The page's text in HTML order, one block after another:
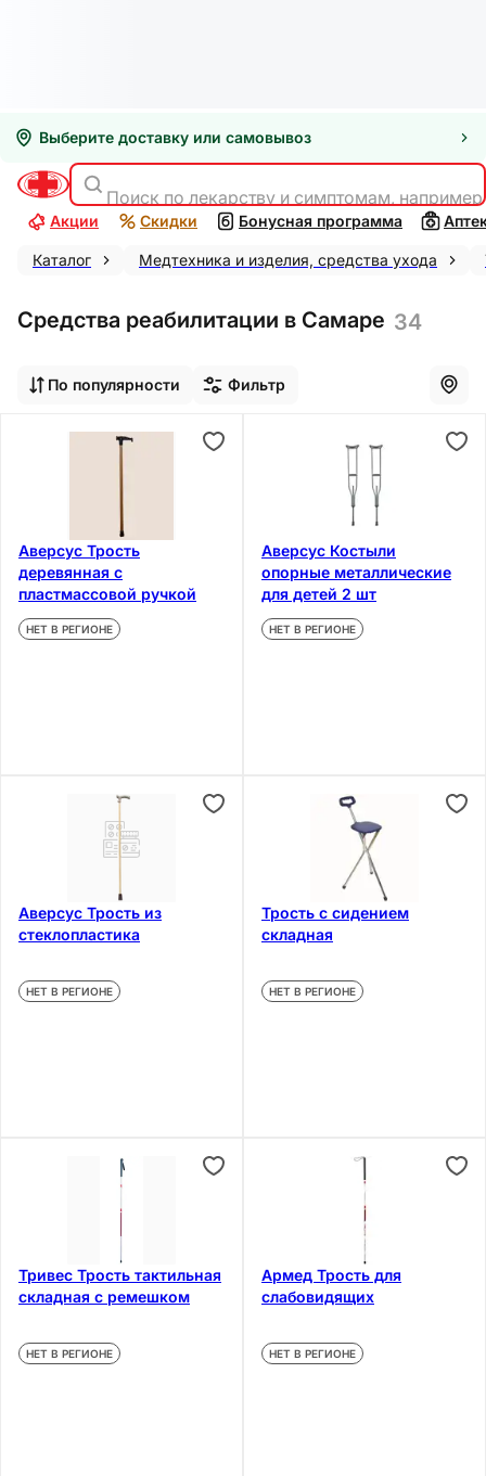
Выберите доставку или самовывоз
Поиск по лекарству и симптомам,
Акции Скидки Бонусная программа
Каталог Медтехника и изделия, средства ухода
Средства реабилитации в Самаре 34
По популярности Фильтр
Аверсус Трость
деревянная с
пластмассовой ручкой
НЕТ В РЕГИОНЕ
Аверсус Костыли
опорные металлические
для детей 2 шт
НЕТ В РЕГИОНЕ
Аверсус Трость из
стеклопластика
НЕТ В РЕГИОНЕ
Трость с сидением
складная
НЕТ В РЕГИОНЕ
Тривес Трость тактильная
складная с ремешком
НЕТ В РЕГИОНЕ
Армед Трость для
слабовидящих
НЕТ В РЕГИОНЕ